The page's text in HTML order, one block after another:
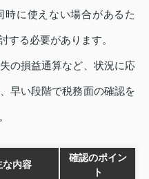
に使えない場合があるた
する必要があります。
の損益通算など、状況に応
早い段階で税務面の確認を
な内容
確認のポイン
ト